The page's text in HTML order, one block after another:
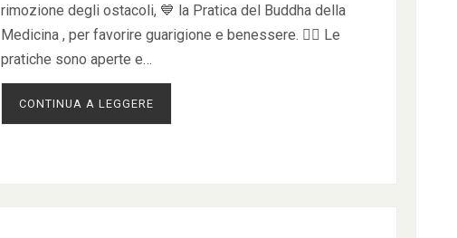
rimozione degli ostacoli, 💙 la Pratica del Buddha della
Medicina , per favorire guarigione e benessere. 🧘‍♀ Le
pratiche sono aperte e…
CONTINUA A LEGGERE